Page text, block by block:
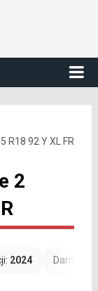
R18 92 Y XL FR
2
2024